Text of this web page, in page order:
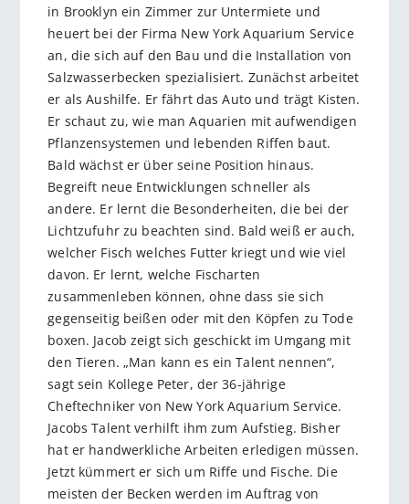
in Brooklyn ein Zimmer zur Untermiete und
heuert bei der Firma New York Aquarium Service
an, die sich auf den Bau und die Installation von
Salzwasserbecken spezialisiert. Zunächst arbeitet
er als Aushilfe. Er fährt das Auto und trägt Kisten.
Er schaut zu, wie man Aquarien mit aufwendigen
Pflanzensystemen und lebenden Riffen baut.
Bald wächst er über seine Position hinaus.
Begreift neue Entwicklungen schneller als
andere. Er lernt die Besonderheiten, die bei der
Lichtzufuhr zu beachten sind. Bald weiß er auch,
welcher Fisch welches Futter kriegt und wie viel
davon. Er lernt, welche Fischarten
zusammenleben können, ohne dass sie sich
gegenseitig beißen oder mit den Köpfen zu Tode
boxen. Jacob zeigt sich geschickt im Umgang mit
den Tieren. „Man kann es ein Talent nennen“,
sagt sein Kollege Peter, der 36-jährige
Cheftechniker von New York Aquarium Service.
Jacobs Talent verhilft ihm zum Aufstieg. Bisher
hat er handwerkliche Arbeiten erledigen müssen.
Jetzt kümmert er sich um Riffe und Fische. Die
meisten der Becken werden im Auftrag von